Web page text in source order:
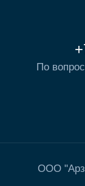
По
ООО